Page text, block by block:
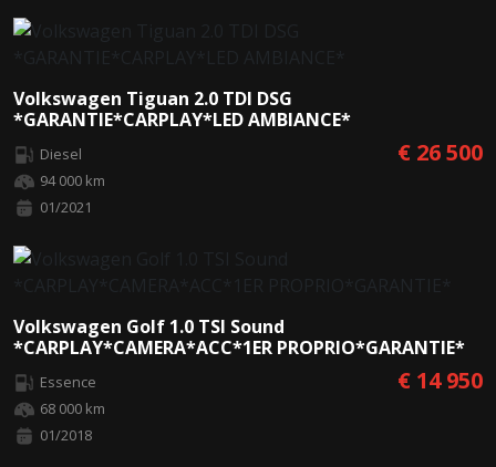
Volkswagen Tiguan 2.0 TDI DSG
*GARANTIE*CARPLAY*LED AMBIANCE*
Diesel
94 000 km
01/2021
€ 26 500
Volkswagen Golf 1.0 TSI Sound
*CARPLAY*CAMERA*ACC*1ER PROPRIO*GARANTIE*
Essence
68 000 km
01/2018
€ 14 950